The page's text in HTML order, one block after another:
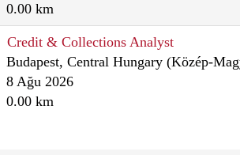
0.00 km
Credit & Collections Analyst
Budapest, Central Hungary (Közép-
8 Ağu 2026
0.00 km